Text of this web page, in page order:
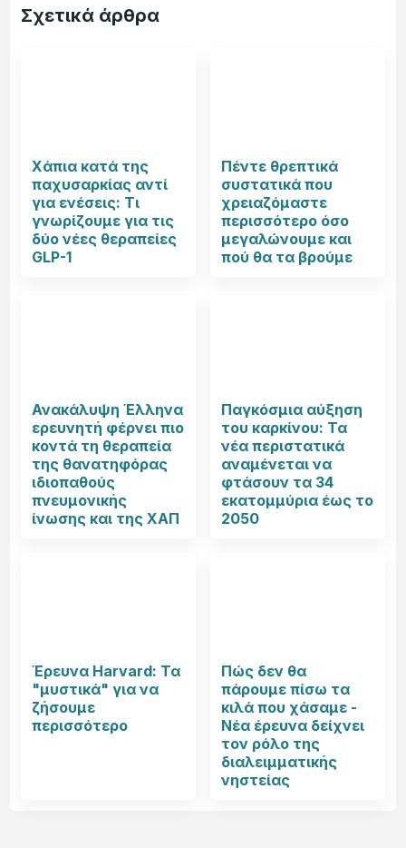
Σχετικά άρθρα
Χάπια κατά της
παχυσαρκίας αντί
για ενέσεις: Τι
γνωρίζουμε για τις
δύο νέες θεραπείες
GLP-1
Πέντε θρεπτικά
συστατικά που
χρειαζόμαστε
περισσότερο όσο
μεγαλώνουμε και
πού θα τα βρούμε
Ανακάλυψη Έλληνα
ερευνητή φέρνει πιο
κοντά τη θεραπεία
της θανατηφόρας
ιδιοπαθούς
πνευμονικής
ίνωσης και της ΧΑΠ
Παγκόσμια αύξηση
του καρκίνου: Τα
νέα περιστατικά
αναμένεται να
φτάσουν τα 34
εκατομμύρια έως το
2050
Έρευνα Harvard: Τα
"μυστικά" για να
ζήσουμε
περισσότερο
Πώς δεν θα
πάρουμε πίσω τα
κιλά που χάσαμε -
Νέα έρευνα δείχνει
τον ρόλο της
διαλειμματικής
νηστείας